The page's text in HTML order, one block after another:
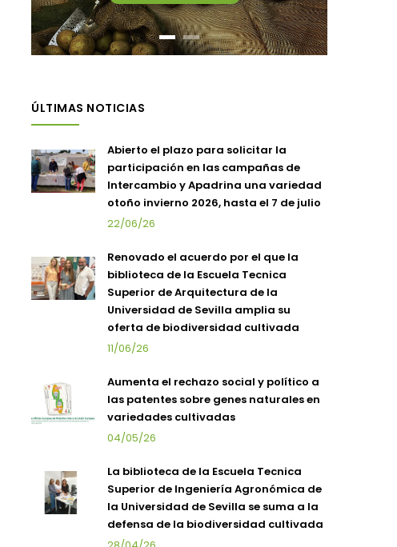
ÚLTIMAS NOTICIAS
Abierto el plazo para solicitar la
participación en las campañas de
Intercambio y Apadrina una variedad
otoño invierno 2026, hasta el 7 de julio
22/06/26
Renovado el acuerdo por el que la
biblioteca de la Escuela Tecnica
Superior de Arquitectura de la
Universidad de Sevilla amplia su
oferta de biodiversidad cultivada
11/06/26
Aumenta el rechazo social y político a
las patentes sobre genes naturales en
variedades cultivadas
04/05/26
La biblioteca de la Escuela Tecnica
Superior de Ingeniería Agronómica de
la Universidad de Sevilla se suma a la
defensa de la biodiversidad cultivada